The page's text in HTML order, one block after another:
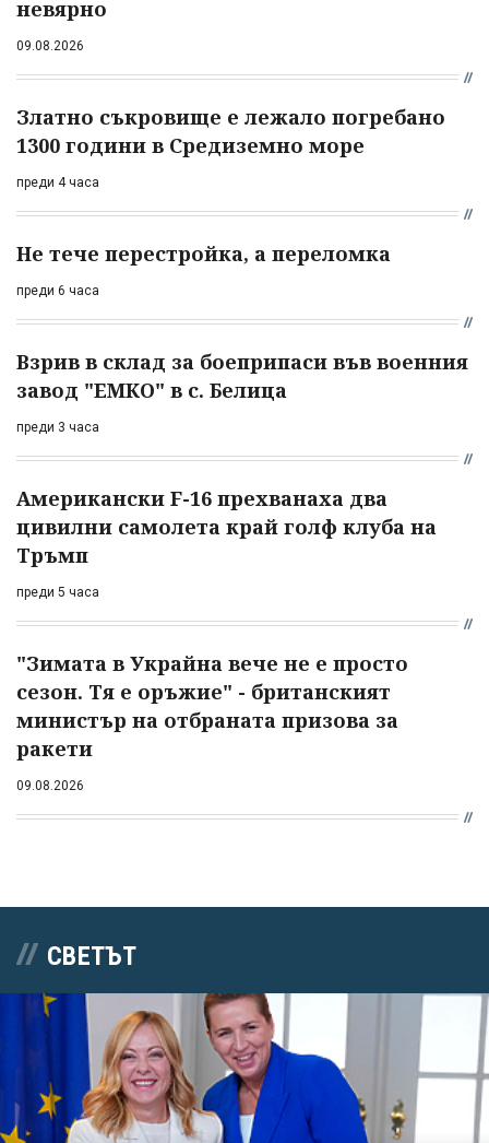
невярно
09.08.2026
Златно съкровище е лежало погребано
1300 години в Средиземно море
преди 4 часа
Не тече перестройка, а переломка
преди 6 часа
Взрив в склад за боеприпаси във военния
завод "ЕМКО" в с. Белица
преди 3 часа
Американски F-16 прехванаха два
цивилни самолета край голф клуба на
Тръмп
преди 5 часа
"Зимата в Украйна вече не е просто
сезон. Тя е оръжие" - британският
министър на отбраната призова за
ракети
09.08.2026
СВЕТЪТ